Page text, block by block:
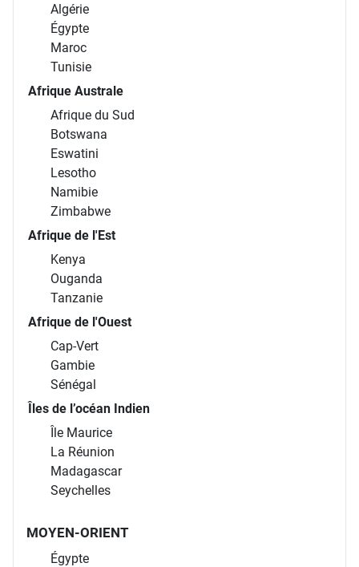
Algérie
Égypte
Maroc
Tunisie
Afrique Australe
Afrique du Sud
Botswana
Eswatini
Lesotho
Namibie
Zimbabwe
Afrique de l'Est
Kenya
Ouganda
Tanzanie
Afrique de l'Ouest
Cap-Vert
Gambie
Sénégal
Îles de l’océan Indien
Île Maurice
La Réunion
Madagascar
Seychelles
MOYEN-ORIENT
Égypte